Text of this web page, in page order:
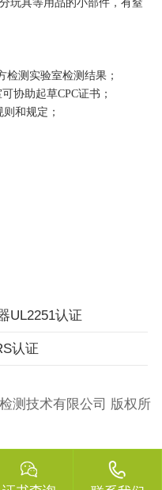
玩具等用品的小部件，有窒
检测实验室检测结果；
协助起草CPC证书；
和规定；
UL2251认证
认证
测技术有限公司 版权所